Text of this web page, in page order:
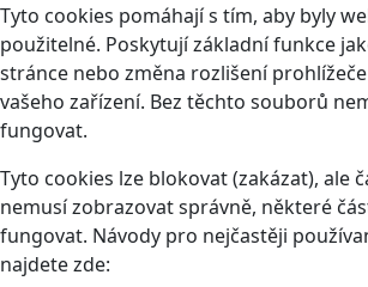
Tyto cookies pomáhají s tím, aby byly
použitelné. Poskytují základní funkce
stránce nebo změna rozlišení
vašeho zařízení. Bez těchto souborů
fungovat.
Tyto cookies lze blokovat (zakázat), ale
nemusí zobrazovat správně, některé
fungovat. Návody pro nejčastěji
najdete zde: